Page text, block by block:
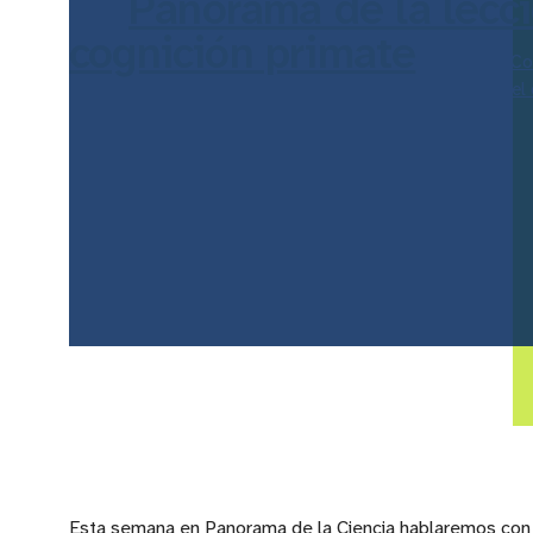
los estudios con primates pueden enseñarnos acerca
Esta semana en Panorama de la Ciencia hablaremos